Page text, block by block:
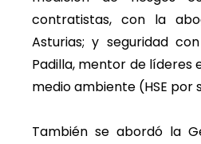
contratistas, con la
Asturias; y seguridad
Padilla, mentor de líderes
medio ambiente (HSE por
También se abordó la